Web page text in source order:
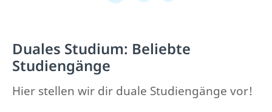
Duales Studium: Beliebte
Studiengänge
Hier stellen wir dir duale Studiengänge vor!